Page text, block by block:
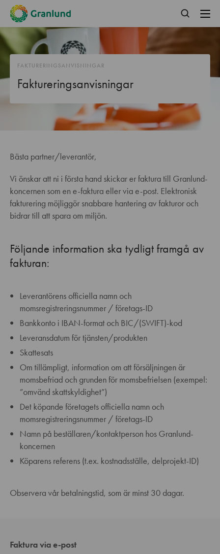
FAKTURERINGSANVISNINGAR
Faktureringsanvisningar
Bästa partner/leverantör,
Vi önskar att ni i första hand skickar er faktura till Granlund-
koncernen som en e-faktura eller via e-post. Elektronisk
fakturering möjliggör snabbare hantering av fakturor och
bidrar till att spara om miljön.
Följande information ska tydligt framgå av
fakturan:
Leverantörens officiella namn och
momsregistreringsnummer / företags-ID
Bankkonto i IBAN-format och BIC/(SWIFT)-kod
Leveransdatum för tjänsten/produkten
Skattesats
Om tillämpligt, information om att försäljningen är
momsbefriad och grunden för momsbefrielsen (exempel:
”omvänd skattskyldighet”)
Det köpande företagets officiella namn och
momsregistreringsnummer / företags-ID
Namn på beställaren/kontaktperson hos Granlund-
koncernen
Köparens referens (t.ex. kostnadsställe, delprojekt-ID)
Observera vår betalningstid, som är minst 30 dagar.
Faktura via e-post